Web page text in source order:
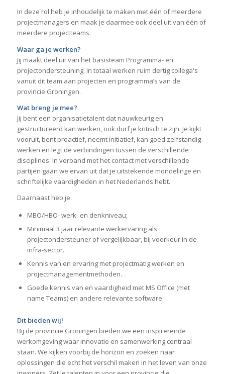
In deze rol heb je inhoudelijk te maken met één of meerdere
projectmanagers en maak je daarmee ook deel uit van één of
meerdere projectteams.
Waar ga je werken?
Jij maakt deel uit van het basisteam Programma- en
projectondersteuning. In totaal werken ruim dertig collega's
vanuit dit team aan projecten en programma’s van de
provincie Groningen.
Wat breng je mee?
Jij bent een organisatietalent dat nauwkeurig en
gestructureerd kan werken, ook durf je kritisch te zijn. Je kijkt
vooruit, bent proactief, neemt initiatief, kan goed zelfstandig
werken en legt de verbindingen tussen de verschillende
disciplines. In verband met het contact met verschillende
partijen gaan we ervan uit dat je uitstekende mondelinge en
schriftelijke vaardigheden in het Nederlands hebt.
Daarnaast heb je:
MBO/HBO- werk- en denkniveau;
Minimaal 3 jaar relevante werkervaring als
projectondersteuner of vergelijkbaar, bij voorkeur in de
infra-sector.
Kennis van en ervaring met projectmatig werken en
projectmanagementmethoden.
Goede kennis van en vaardigheid met MS Office (met
name Teams) en andere relevante software.
Dit bieden wij!
Bij de provincie Groningen bieden we een inspirerende
werkomgeving waar innovatie en samenwerking centraal
staan. We kijken voorbij de horizon en zoeken naar
oplossingen die echt het verschil maken in het leven van onze